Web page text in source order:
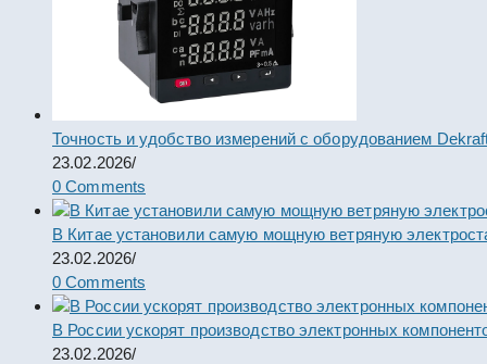
Точность и удобство измерений с оборудованием
23.02.2026/
0 Comments
В Китае установили самую мощную ветряную
23.02.2026/
0 Comments
В России ускорят производство электронных
23.02.2026/